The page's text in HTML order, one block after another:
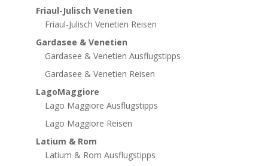
Friaul-Julisch Venetien
Friaul-Julisch Venetien Reisen
Gardasee & Venetien
Gardasee & Venetien Ausflugstipps
Gardasee & Venetien Reisen
LagoMaggiore
Lago Maggiore Ausflugstipps
Lago Maggiore Reisen
Latium & Rom
Latium & Rom Ausflugstipps